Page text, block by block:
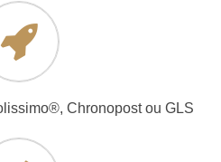
Chronopost ou GLS